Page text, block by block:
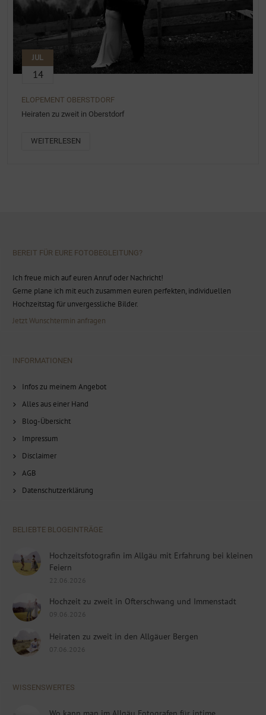
JUL
14
ELOPEMENT OBERSTDORF
Heiraten zu zweit in Oberstdorf
WEITERLESEN
BEREIT FÜR EURE FOTOBEGLEITUNG?
Ich freue mich auf euren Anruf oder Nachricht!
Gerne plane ich mit euch zusammen euren perfekten, individuellen
Hochzeitstag für unvergessliche Bilder.
Jetzt Wunschtermin anfragen
INFORMATIONEN
Infos zu meinem Angebot
Alles aus einer Hand
Blog-Übersicht
Impressum
Disclaimer
AGB
Datenschutzerklärung
BELIEBTE BLOGEINTRÄGE
Hochzeitsfotografin im Allgäu mit Erfahrung bei kleinen
Feiern
22.06.2026
Hochzeit zu zweit in Ofterschwang und Immenstadt
09.06.2026
Heiraten zu zweit in den Allgäuer Bergen
07.06.2026
WISSENSWERTES